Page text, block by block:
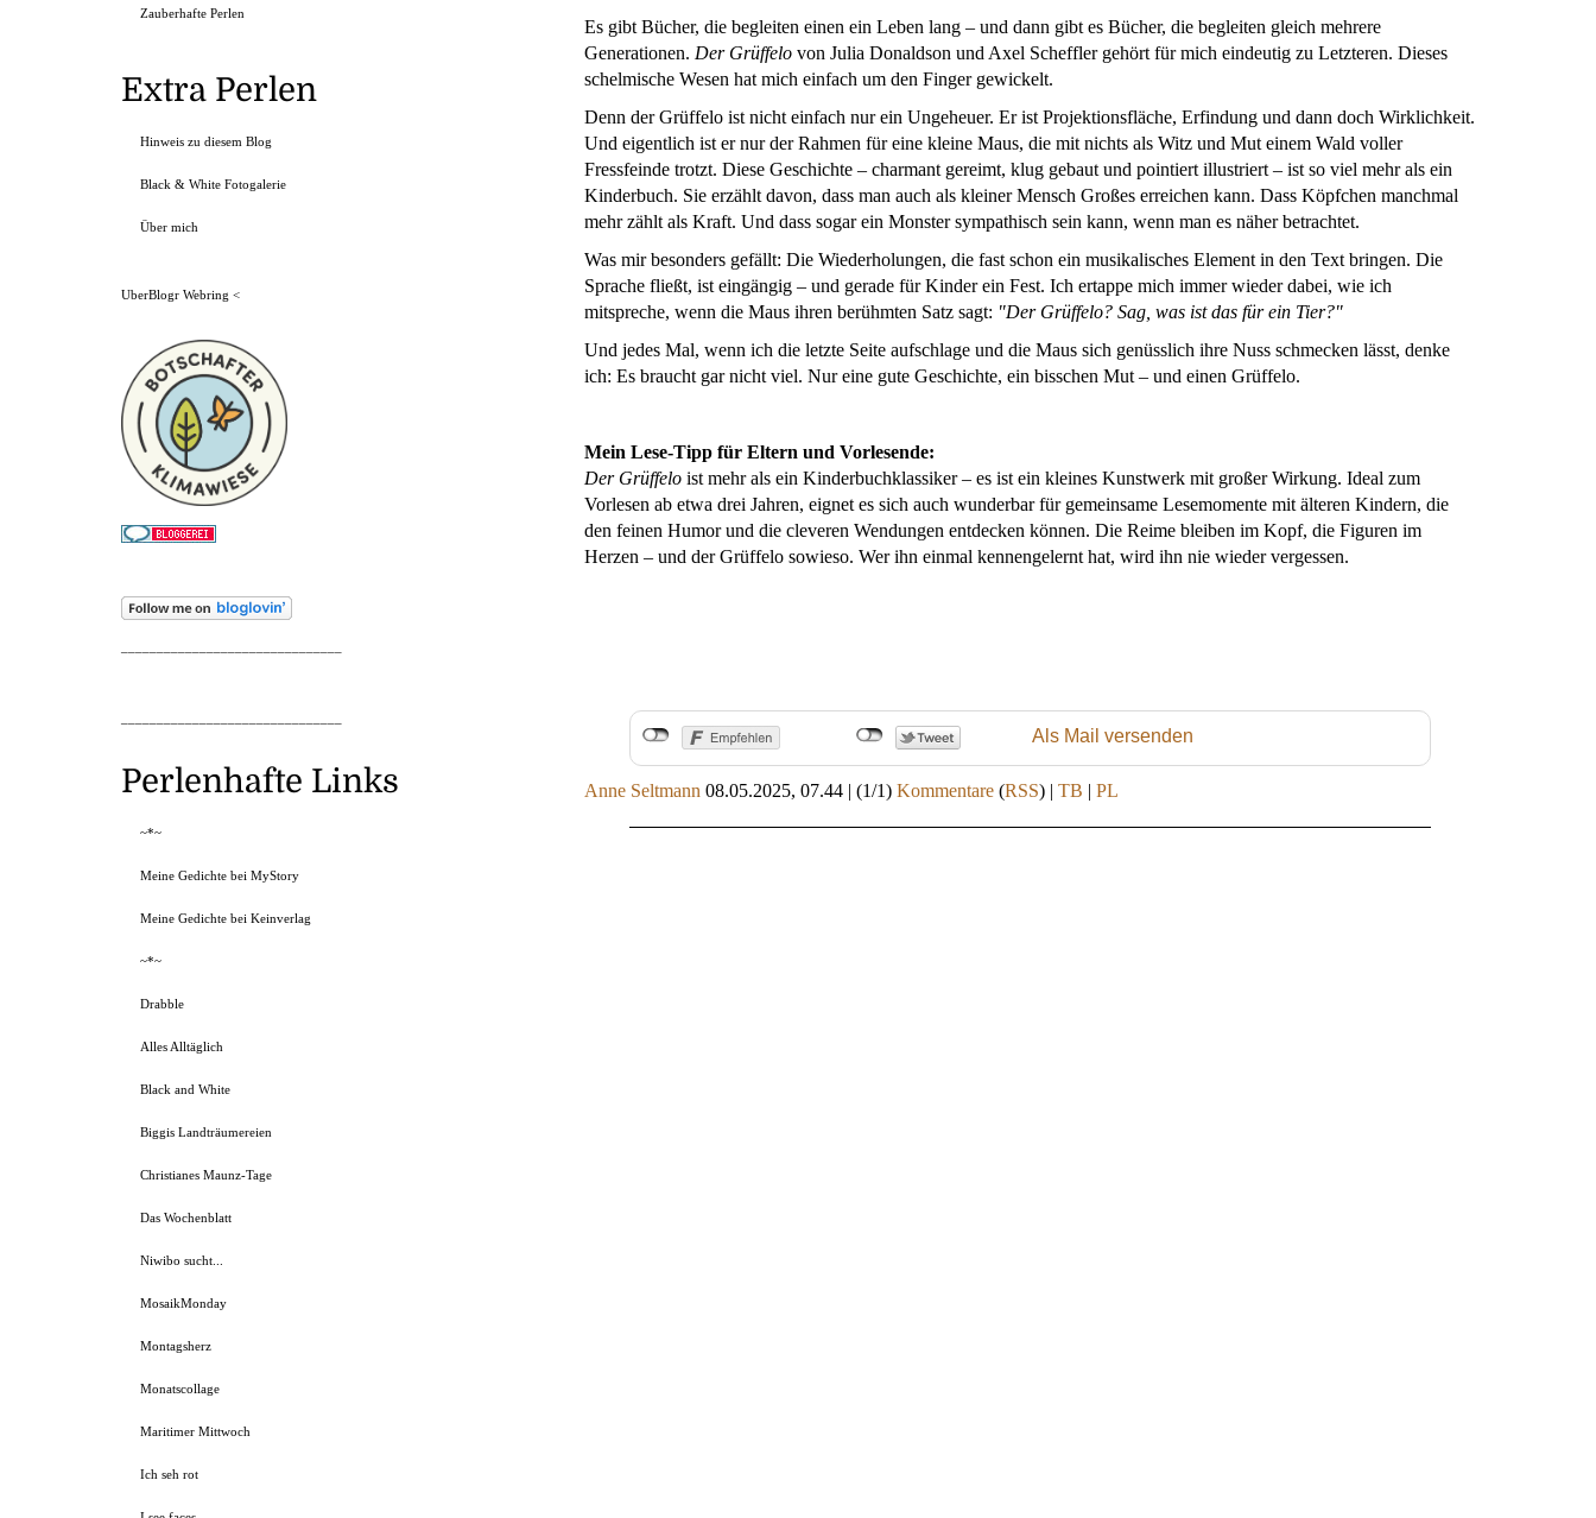
Es gibt Bücher, die begleiten einen ein Leben lang – und dann gibt es Bücher, die begleiten gleich mehrere
Generationen. Der Grüffelo von Julia Donaldson und Axel Scheffler gehört für mich eindeutig zu Letzteren. Dieses
schelmische Wesen hat mich einfach um den Finger gewickelt.
Denn der Grüffelo ist nicht einfach nur ein Ungeheuer. Er ist Projektionsfläche, Erfindung und dann doch Wirklichkeit.
Und eigentlich ist er nur der Rahmen für eine kleine Maus, die mit nichts als Witz und Mut einem Wald voller
Fressfeinde trotzt. Diese Geschichte – charmant gereimt, klug gebaut und pointiert illustriert – ist so viel mehr als ein
Kinderbuch. Sie erzählt davon, dass man auch als kleiner Mensch Großes erreichen kann. Dass Köpfchen manchmal
mehr zählt als Kraft. Und dass sogar ein Monster sympathisch sein kann, wenn man es näher betrachtet.
Was mir besonders gefällt: Die Wiederholungen, die fast schon ein musikalisches Element in den Text bringen. Die
Sprache fließt, ist eingängig – und gerade für Kinder ein Fest. Ich ertappe mich immer wieder dabei, wie ich
mitspreche, wenn die Maus ihren berühmten Satz sagt: "Der Grüffelo? Sag, was ist das für ein Tier?"
Und jedes Mal, wenn ich die letzte Seite aufschlage und die Maus sich genüsslich ihre Nuss schmecken lässt, denke
ich: Es braucht gar nicht viel. Nur eine gute Geschichte, ein bisschen Mut – und einen Grüffelo.
Mein Lese-Tipp für Eltern und Vorlesende:
Der Grüffelo ist mehr als ein Kinderbuchklassiker – es ist ein kleines Kunstwerk mit großer Wirkung. Ideal zum
Vorlesen ab etwa drei Jahren, eignet es sich auch wunderbar für gemeinsame Lesemomente mit älteren Kindern, die
den feinen Humor und die cleveren Wendungen entdecken können. Die Reime bleiben im Kopf, die Figuren im
Herzen – und der Grüffelo sowieso. Wer ihn einmal kennengelernt hat, wird ihn nie wieder vergessen.
Als Mail versenden
Anne Seltmann 08.05.2025, 07.44 | (1/1) Kommentare (RSS) | TB | PL
Zauberhafte Perlen
Extra Perlen
Hinweis zu diesem Blog
Black & White Fotogalerie
Über mich
UberBlogr Webring <
Perlenhafte Links
~*~
Meine Gedichte bei MyStory
Meine Gedichte bei Keinverlag
~*~
Drabble
Alles Alltäglich
Black and White
Biggis Landträumereien
Christianes Maunz-Tage
Das Wochenblatt
Niwibo sucht...
MosaikMonday
Montagsherz
Monatscollage
Maritimer Mittwoch
Ich seh rot